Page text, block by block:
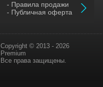
Copyright © 2013 - 2026
Premium
Все права защищены.
- Правила продажи
- Публичная оферта